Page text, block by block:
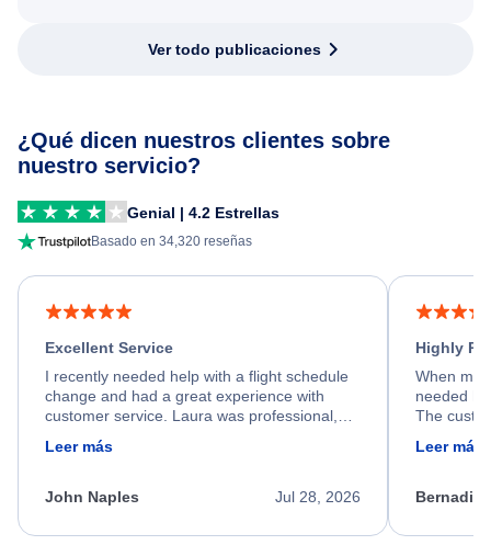
Ver todo publicaciones
¿Qué dicen nuestros clientes sobre
nuestro servicio?
Genial | 4.2 Estrellas
Basado en 34,320 reseñas
Excellent Service
I recently needed help with a flight schedule
change and had a great experience with
customer service. Laura was professional,
friendly, and very helpful throughout the
process. She quickly found a solution and
appreciate her excellent service.
Leer más
Jul 28, 2026
John Naples
Highly
When my
needed
The
calm,
my issue.
Leer más